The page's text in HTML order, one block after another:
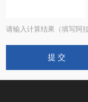
请输入计算结果（填写阿